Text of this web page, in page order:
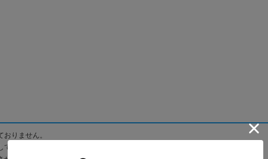
りません。
、メールにてご連絡させて頂きます。